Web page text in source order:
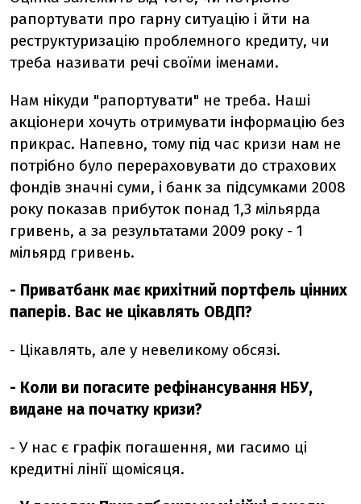
рапортувати про гарну ситуацію і йти на
реструктуризацію проблемного кредиту, чи
треба називати речі своїми іменами.
Нам нікуди "рапортувати" не треба. Наші
акціонери хочуть отримувати інформацію без
прикрас. Напевно, тому під час кризи нам не
потрібно було перераховувати до страхових
фондів значні суми, і банк за підсумками 2008
року показав прибуток понад 1,3 мільярда
гривень, а за результатами 2009 року - 1
мільярд гривень.
- Приватбанк має крихітний портфель цінних
паперів. Вас не цікавлять ОВДП?
- Цікавлять, але у невеликому обсязі.
- Коли ви погасите рефінансування НБУ,
видане на початку кризи?
- У нас є графік погашення, ми гасимо ці
кредитні лінії щомісяця.